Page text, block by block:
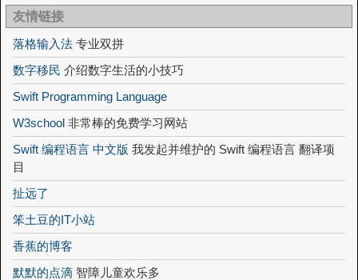
友情链接
落格输入法 专业双拼
数字移民 介绍数字生活的小技巧
Swift Programming Language
W3school 非常棒的免费学习网站
Swift 编程语言 中文版 我发起并维护的 Swift 编程语言 翻译项
目
扯远了
笨土豆的IT小站
香蕉的博客
默默的点滴 智障儿童欢乐多